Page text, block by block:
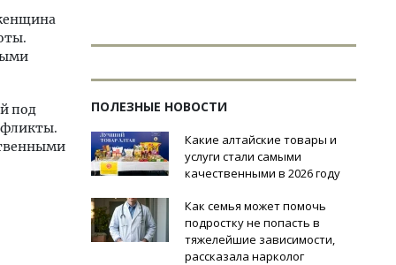
под
ПОЛЕЗНЫЕ НОВОСТИ
Какие алтайские товары и
услуги стали самыми
качественными в 2026 году
Как семья может помочь
подростку не попасть в
тяжелейшие зависимости,
рассказала нарколог